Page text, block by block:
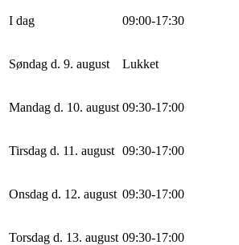
I dag 09:00-17:30
Søndag d. 9. august Lukket
Mandag d. 10. august 09:30-17:00
Tirsdag d. 11. august 09:30-17:00
Onsdag d. 12. august 09:30-17:00
Torsdag d. 13. august 09:30-17:00